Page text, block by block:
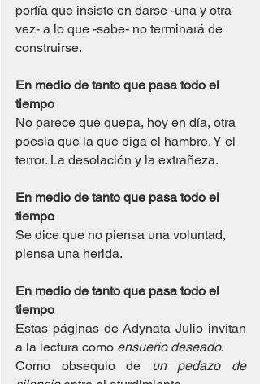
porfía que insiste en darse -una y otra
vez- a lo que -sabe- no terminará de
construirse.
En medio de tanto que pasa todo el
tiempo
No parece que quepa, hoy en día, otra
poesía que la que diga el hambre. Y el
terror. La desolación y la extrañeza.
En medio de tanto que pasa todo el
tiempo
Se dice que no piensa una voluntad,
piensa una herida.
En medio de tanto que pasa todo el
tiempo
Estas páginas de Adynata Julio invitan
a la lectura como ensueño deseado.
Como obsequio de un pedazo de